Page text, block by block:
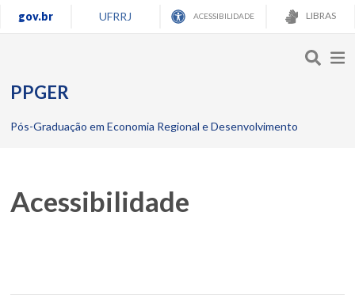
gov.br UFRRJ ACESSIBILIDADE LIBRAS
PPGER
Pós-Graduação em Economia Regional e Desenvolvimento
Acessibilidade